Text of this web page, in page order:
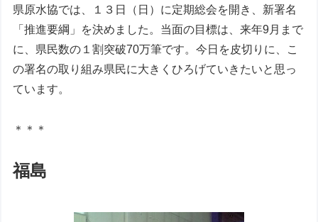
県原水協では、１３日（日）に定期総会を開き、新署名
「推進要綱」を決めました。当面の目標は、来年9月まで
に、県民数の１割突破70万筆です。今日を皮切りに、こ
の署名の取り組み県民に大きくひろげていきたいと思っ
ています。
＊＊＊
福島